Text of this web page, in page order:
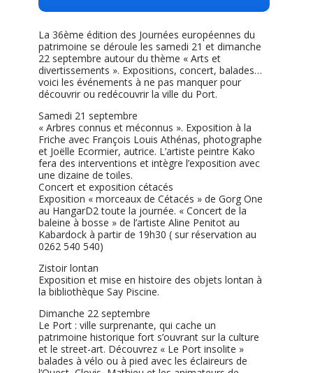
La 36ème édition des Journées européennes du
patrimoine se déroule les samedi 21 et dimanche
22 septembre autour du thème « Arts et
divertissements ». Expositions, concert, balades…
voici les événements à ne pas manquer pour
découvrir ou redécouvrir la ville du Port.
Samedi 21 septembre
« Arbres connus et méconnus ». Exposition à la
Friche avec François Louis Athénas, photographe
et Joëlle Ecormier, autrice. L’artiste peintre Kako
fera des interventions et intègre l’exposition avec
une dizaine de toiles.
Concert et exposition cétacés
Exposition « morceaux de Cétacés » de Gorg One
au HangarD2 toute la journée. « Concert de la
baleine à bosse » de l’artiste Aline Penitot au
Kabardock à partir de 19h30 ( sur réservation au
0262 540 540)
Zistoir lontan
Exposition et mise en histoire des objets lontan à
la bibliothèque Say Piscine.
Dimanche 22 septembre
Le Port : ville surprenante, qui cache un
patrimoine historique fort s’ouvrant sur la culture
et le street-art. Découvrez « Le Port insolite »
balades à vélo ou à pied avec les éclaireurs de